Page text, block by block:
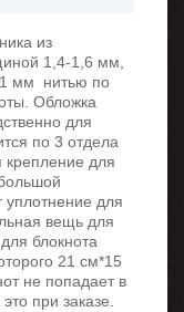
из
1,4-1,6 мм,
1 мм нитью по
Обложка
для
по 3 отдела
крепление для
уплотнение для
вещь для
блокнота
21 см*15
не попадает в
при заказе.